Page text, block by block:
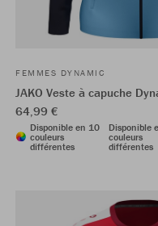
FEMMES DYNAMIC
JAKO Veste à capuche
64,99 €
Disponible en 10
couleurs
différentes
Disponible
couleurs
différentes